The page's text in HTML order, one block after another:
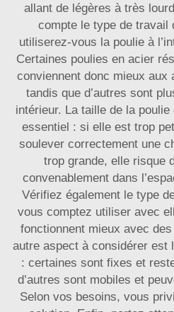
allant de légères à très
compte le type de travail
utiliserez-vous la poulie à
Certaines poulies en acier
conviennent donc mieux aux
tandis que d’autres sont
intérieur. La taille de la
essentiel : si elle est trop
soulever correctement une
trop grande, elle risque
convenablement dans
Vérifiez également le type
vous comptez utiliser avec
fonctionnent mieux avec
autre aspect à considérer est
: certaines sont fixes et
d’autres sont mobiles et
Selon vos besoins, vous